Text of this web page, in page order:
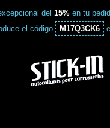
del 15% en tu
el código
M17Q3CK6